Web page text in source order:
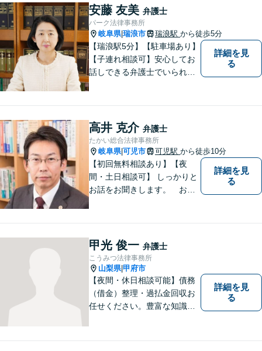
根ざした弁護士】もし何かお
困りな事がございましたらお
気軽にご相談ください。
安藤 友美 弁護士
パーク法律事務所
岐阜県|瑞浪市 瑞浪駅 から徒歩5分
【瑞浪駅5分】【駐車場あり】
【子連れ相談可】安心してお
話しできる弁護士でいられる
ます。より良い解決ができる
ようサポートしたいと考えて
おります。
詳細を見
る
高井 克介 弁護士
たかい総合法律事務所
岐阜県|可児市 可児駅 から徒歩10分
【初回無料相談あり】【夜
間・土日相談可】 しっかりと
お話をお聞きします。 お気
詳細を見
る
甲光 俊一 弁護士
こうみつ法律事務所
山梨県|甲府市
【夜間・休日相談可能】債務
（借金）整理・過払金回収お
任せください。豊富な知識・
ます。
詳細を見
る